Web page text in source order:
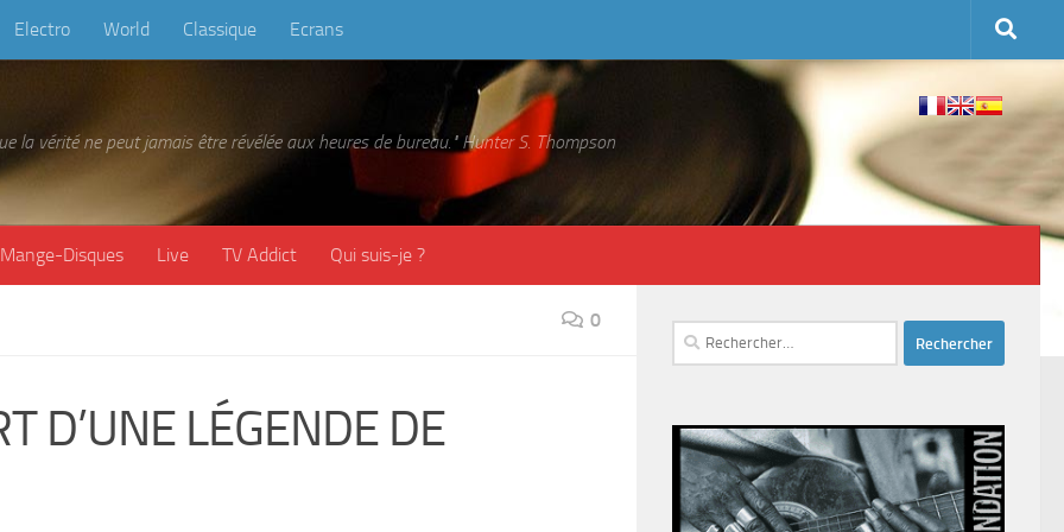
Electro World Classique Ecrans
la vérité ne peut jamais être révélée aux heures de bureau." Hunter S. Thompson
Mange-Disques Live TV Addict Qui suis-je ?
0
D’UNE LÉGENDE DE
Rechercher :